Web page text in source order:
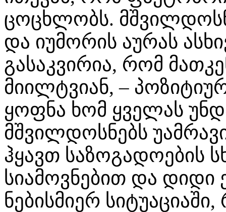
ცოცხლობს.
და იუმორის აურას
გასაკვირია, რომ
მიილტვიან, –
ყოფნა ხომ ყველას
მშვილდოსნებს
ჰყავთ საზოგადოების
სიამოვნებით და დიდი
ნებისმიერ